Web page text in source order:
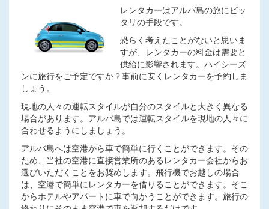
レンタカーはアルバ島の旅にピッ
タリの手段です。
恐らく考えたことがないと思いま
すが、レンタカーの料金は需要と
供給に影響されます。ハイシーズ
ンに旅行をご予定ですか？事前に安くレンタカーを予約しま
しょう。
現地の人々の運転スタイルが自分のスタイルと大きく異なる
場合があります。アルバ島では運転スタイルを現地の人々に
合わせるようにしましょう。
アルバ島へは空港から車で簡単に行くことができます。その
ため、当社の空港に直接営業所のあるレンタカー会社からお
選びいただくことをお奨めします。飛行機でお越しの場合
は、空港で簡単にレンタカーを借りることができます。そこ
からホテルやアパートに車で向かうことができます。旅行の